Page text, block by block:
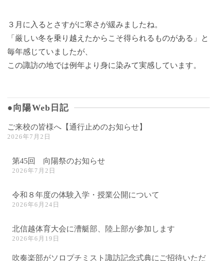
３月に入るとさすがに寒さが緩みましたね。
「厳しい冬を乗り越えたからこそ得られるものがある」と
毎年感じていましたが、
この諏訪の地では例年より身に染みて実感しています。
●向陽Web日記
ご来校の皆様へ【通行止めのお知らせ】
2026年7月2日
第45回 向陽祭のお知らせ
2026年7月2日
令和８年度の体験入学・授業公開について
2026年6月24日
北信越体育大会に漕艇部、陸上部が参加します
2026年6月19日
吹奏楽部がソロプチミスト諏訪記念式典にご招待いただ